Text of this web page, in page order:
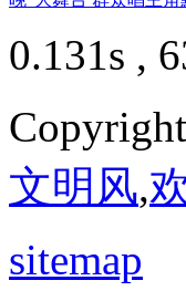
0.131s ,
文明风,
sitemap